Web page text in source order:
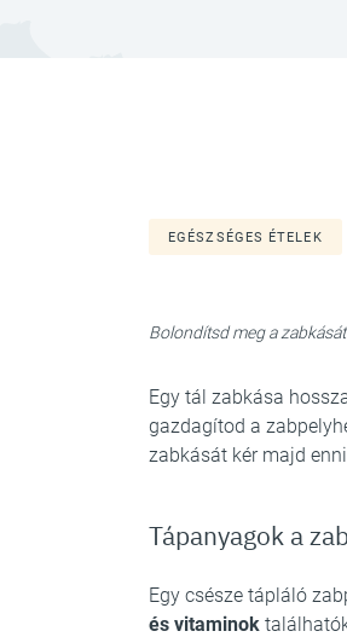
EGÉSZSÉGES ÉTELEK
Bolondítsd meg a
Egy tál zabkása
gazdagítod a
zabkását kér majd
Tápanyagok a
Egy csésze tápláló
és vitaminok